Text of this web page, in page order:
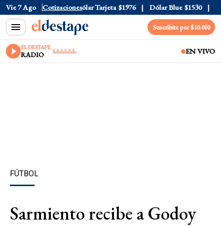
Vie 7 Ago Cotizaciones
Oficial $1520 Dólar Tarjeta $1976 Dólar Blue $1530
Suscribite por $10.000
EL DESTAPE
RADIO EN VIVO
FÚTBOL
Sarmiento recibe a Godoy